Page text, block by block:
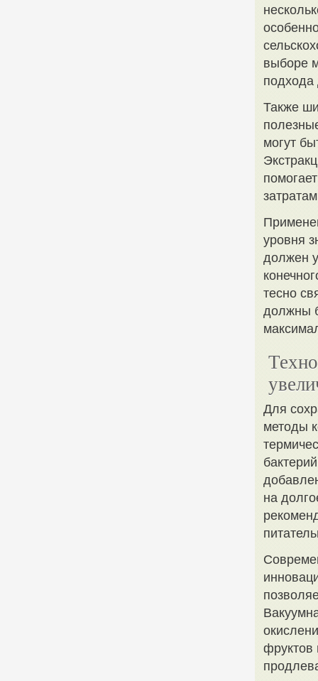
выборе
подхода
Также
могут
уровня
должен
тесно
должны
Для
методы
на
фруктов